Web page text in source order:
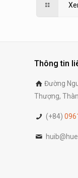
Thông tin
Đường
Thượng,
(+84)